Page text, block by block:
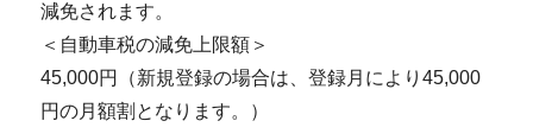
減免されます。
＜自動車税の減免上限額＞
45,000円（新規登録の場合は、登録月により45,000
円の月額割となります。）